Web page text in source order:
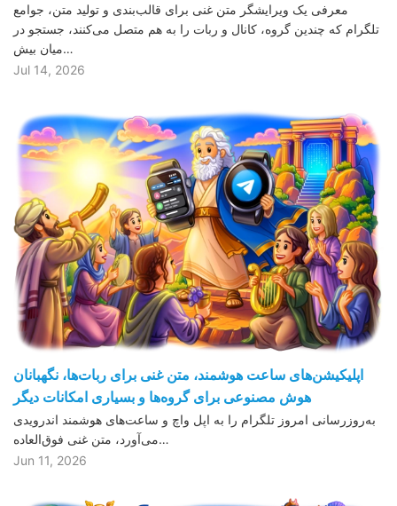
معرفی یک ویرایشگر متن غنی برای قالب‌بندی و تولید متن، جوامع
تلگرام که چندین گروه، کانال و ربات را به هم متصل می‌کنند، جستجو در
میان بیش…
Jul 14, 2026
اپلیکیشن‌های ساعت هوشمند، متن غنی برای ربات‌ها، نگهبانان
هوش مصنوعی برای گروه‌ها و بسیاری امکانات دیگر
به‌روزرسانی امروز تلگرام را به اپل واچ و ساعت‌های هوشمند اندرویدی
می‌آورد، متن غنی فوق‌العاده…
Jun 11, 2026